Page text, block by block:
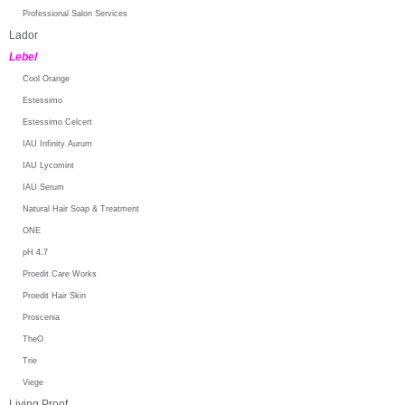
Professional Salon Services
Lador
Lebel
Cool Orange
Estessimo
Estessimo Celcert
IAU Infinity Aurum
IAU Lycomint
IAU Serum
Natural Hair Soap & Treatment
ONE
pH 4.7
Proedit Care Works
Proedit Hair Skin
Proscenia
TheO
Trie
Viege